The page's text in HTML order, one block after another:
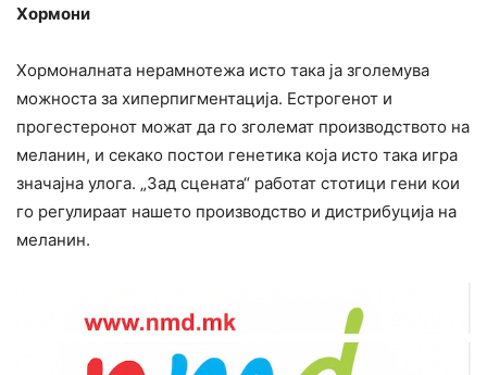
Хормони
Хормоналната нерамнотежа исто така ја зголемува
можноста за хиперпигментација. Естрогенот и
прогестеронот можат да го зголемат производството на
меланин, и секако постои генетика која исто така игра
значајна улога. „Зад сцената“ работат стотици гени кои
го регулираат нашето производство и дистрибуција на
меланин.